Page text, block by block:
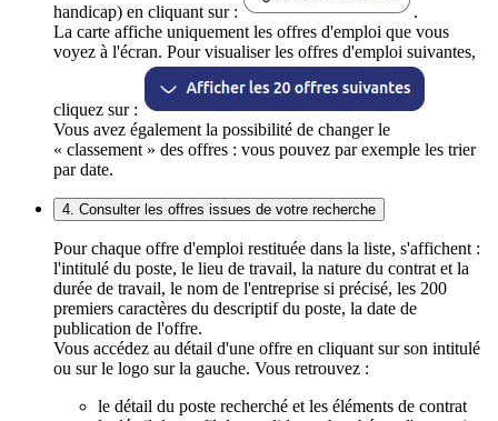
handicap) en cliquant sur :
.
La carte affiche uniquement les offres d'emploi que vous
voyez à l'écran. Pour visualiser les offres d'emploi suivantes,
cliquez sur :
Vous avez également la possibilité de changer le
« classement » des offres : vous pouvez par exemple les trier
par date.
4. Consulter les offres issues de votre recherche
Pour chaque offre d'emploi restituée dans la liste, s'affichent :
l'intitulé du poste, le lieu de travail, la nature du contrat et la
durée de travail, le nom de l'entreprise si précisé, les 200
premiers caractères du descriptif du poste, la date de
publication de l'offre.
Vous accédez au détail d'une offre en cliquant sur son intitulé
ou sur le logo sur la gauche. Vous retrouvez :
le détail du poste recherché et les éléments de contrat